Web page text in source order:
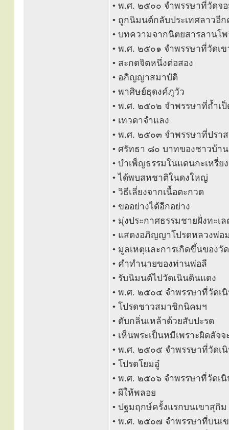
• พ.ศ. ๒๕๐๐ จำพรรษาที่วัดจ
• ถูกนิมนต์กลับประเทศลาวอี
• บทความจากนิตยสารลานโ
• พ.ศ. ๒๕๐๑ จำพรรษาที่วัดเ
• สะกดจิตหนึ่งต่อสอง
• อภิญญาสมาบัติ
• พาศิษย์ธุดงค์ภูวัว
• พ.ศ. ๒๕๐๒ จำพรรษาที่ถ้ำเ
• เทวดาจำแลง
• พ.ศ. ๒๕๐๓ จำพรรษาที่ปรา
• ศรัทธา ๘๐ บาทของชาวบ้า
• บำเพ็ญธรรมในแดนกะเหรี่ยง
• ได้พบสหชาติในดงใหญ่
• วิธีเลี่ยงจากเนื้อตะกวด
• ขออย่างได้อีกอย่าง
• มุ่งประกาศธรรมชายฝั่งทะเ
• แสดงอภิญญาโปรดหลวงพ่อ
• มูลเหตุและการเกิดขึ้นของวั
• คำทำนายของท่านพ่อลี
• รับนิมนต์ไปวัดเนินดินแดง
• พ.ศ. ๒๕๐๔ จำพรรษาที่วัดเ
• โปรดชาวสมาชิกนิคมฯ
• ดับกลิ่นเหล้าด้วยสับปะรด
• เห็นพระเป็นหมีเพราะผิดสัจจ
• พ.ศ. ๒๕๐๕ จำพรรษาที่วัดเ
• โปรดโยมอู๋
• พ.ศ. ๒๕๐๖ จำพรรษาที่วัดเ
• ผีให้พลอย
• ปฐมฤกษ์ครั้งแรกบนเขาสุ
• พ.ศ. ๒๕๐๗ จำพรรษาที่บน